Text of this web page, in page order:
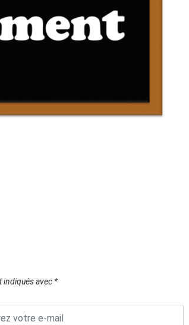
indiqués avec *